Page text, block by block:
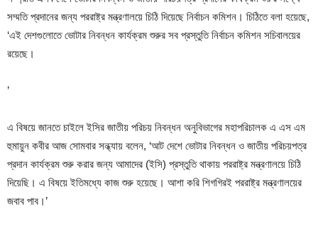
সম্মতি প্রদানের জন্য পররাষ্ট্র মন্ত্রণালয়ে চিঠি দিয়েছে নির্বাচন কমিশন। চিঠিতে বলা হয়েছে,
‘এই দেশগুলোতে ভোটার নিবন্ধন কার্যক্রম শুরুর সব প্রস্তুতি নির্বাচন কমিশন সচিবালয়ের
রয়েছে।
’
এ বিষয়ে জানতে চাইলে ইসির জাতীয় পরিচয় নিবন্ধন অনুবিভাগের মহাপরিচালক এ এস এম
হুমায়ুন কবীর আজ সোমবার সন্ধ্যায় বলেন, ‘আট দেশে ভোটার নিবন্ধন ও জাতীয় পরিচয়পত্র
প্রদান কার্যক্রম শুরু করার জন্য আমাদের (ইসি) প্রস্তুতি থাকায় পররাষ্ট্র মন্ত্রণালয়ে চিঠি
দিয়েছি। এ বিষয়ে ইতিমধ্যে কাজ শুরু হয়েছে। আশা করি শিগগিরই পররাষ্ট্র মন্ত্রণালয়ের
জবাব পাব।’